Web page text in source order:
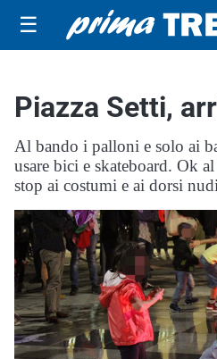
☰
Piazza Setti,
Al bando i palloni e solo ai
usare bici e skateboard. Ok
stop ai costumi e ai dorsi